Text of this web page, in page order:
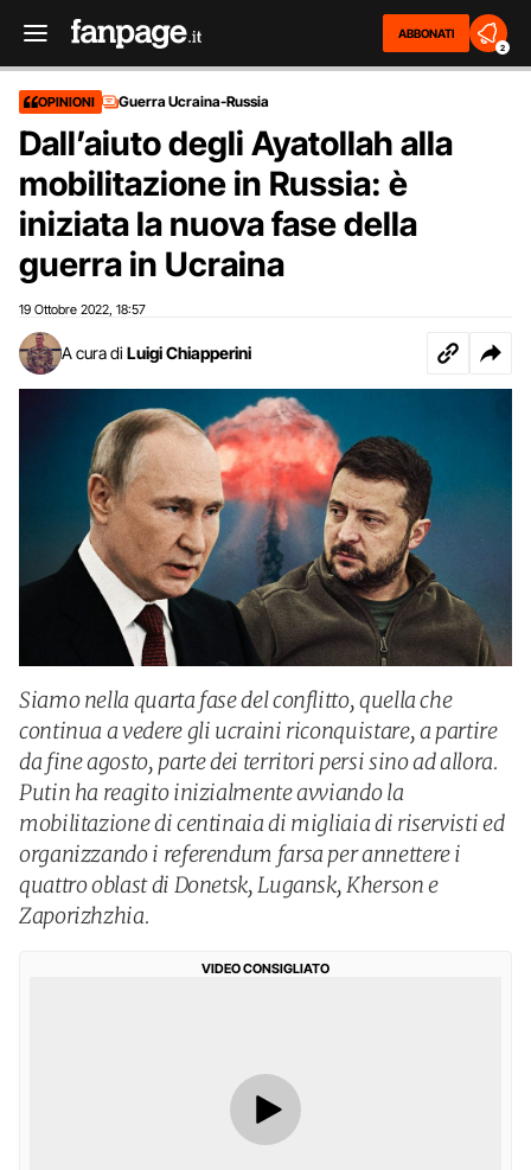
ABBONATI
2
OPINIONI Guerra Ucraina-Russia
Dall’aiuto degli Ayatollah alla
mobilitazione in Russia: è
iniziata la nuova fase della
guerra in Ucraina
19 Ottobre 2022 18:57
A cura di Luigi Chiapperini
Siamo nella quarta fase del conflitto, quella che
continua a vedere gli ucraini riconquistare, a partire
da fine agosto, parte dei territori persi sino ad allora.
Putin ha reagito inizialmente avviando la
mobilitazione di centinaia di migliaia di riservisti ed
organizzando i referendum farsa per annettere i
quattro oblast di Donetsk, Lugansk, Kherson e
Zaporizhzhia.
VIDEO CONSIGLIATO